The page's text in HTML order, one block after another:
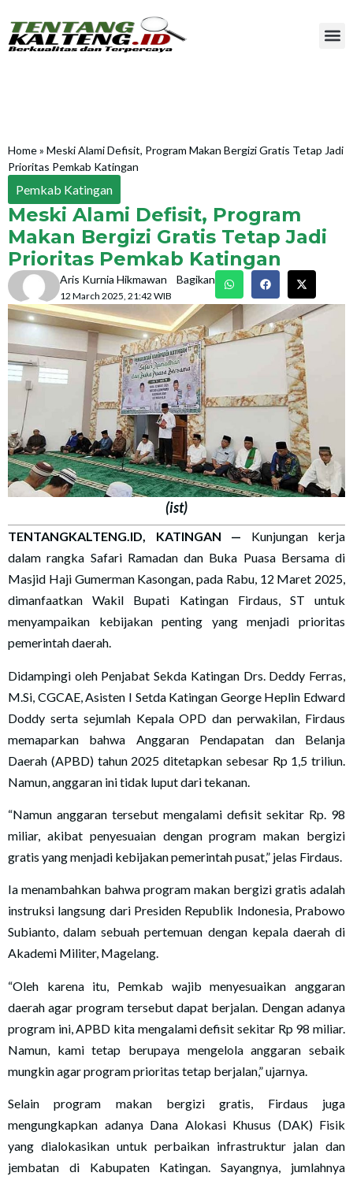
Home» Meski Alami Defisit, Program Makan Bergizi Gratis Tetap Jadi
Prioritas Pemkab Katingan
Pemkab Katingan
Meski Alami Defisit, Program
Makan Bergizi Gratis Tetap Jadi
Prioritas Pemkab Katingan
Aris Kurnia Hikmawan
12 March 2025, 21:42 WIB
Bagikan
(ist)
TENTANGKALTENG.ID, KATINGAN — Kunjungan kerja
dalam rangka Safari Ramadan dan Buka Puasa Bersama di
Masjid Haji Gumerman Kasongan, pada Rabu, 12 Maret 2025,
dimanfaatkan Wakil Bupati Katingan Firdaus, ST untuk
menyampaikan kebijakan penting yang menjadi prioritas
pemerintah daerah.
Didampingi oleh Penjabat Sekda Katingan Drs. Deddy Ferras,
M.Si, CGCAE, Asisten I Setda Katingan George Heplin Edward
Doddy serta sejumlah Kepala OPD dan perwakilan, Firdaus
memaparkan bahwa Anggaran Pendapatan dan Belanja
Daerah (APBD) tahun 2025 ditetapkan sebesar Rp 1,5 triliun.
Namun, anggaran ini tidak luput dari tekanan.
“Namun anggaran tersebut mengalami defisit sekitar Rp. 98
miliar, akibat penyesuaian dengan program makan bergizi
gratis yang menjadi kebijakan pemerintah pusat,” jelas Firdaus.
Ia menambahkan bahwa program makan bergizi gratis adalah
instruksi langsung dari Presiden Republik Indonesia, Prabowo
Subianto, dalam sebuah pertemuan dengan kepala daerah di
Akademi Militer, Magelang.
“Oleh karena itu, Pemkab wajib menyesuaikan anggaran
daerah agar program tersebut dapat berjalan. Dengan adanya
program ini, APBD kita mengalami defisit sekitar Rp 98 miliar.
Namun, kami tetap berupaya mengelola anggaran sebaik
mungkin agar program prioritas tetap berjalan,” ujarnya.
Selain program makan bergizi gratis, Firdaus juga
mengungkapkan adanya Dana Alokasi Khusus (DAK) Fisik
yang dialokasikan untuk perbaikan infrastruktur jalan dan
jembatan di Kabupaten Katingan. Sayangnya, jumlahnya